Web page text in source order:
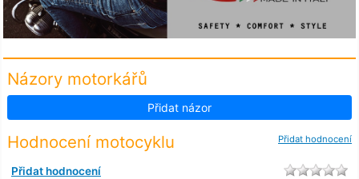
Názory motorkářů
Přidat názor
Přidat hodnocení
Hodnocení motocyklu
Přidat hodnocení